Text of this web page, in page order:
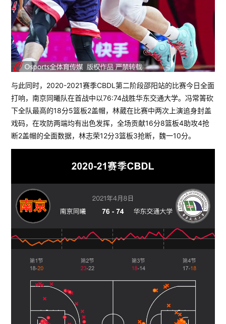
与此同时，2020-2021赛季CBDL第二阶段邵阳站的比赛今日全面
打响，南京同曦队在首战中以76:74战胜华东交通大学。冯常箐砍
下全队最高的18分5篮板2盖帽，林葳在比赛中两次上演追身封盖
戏码，在攻防两端均有出色发挥，全场贡献16分8篮板4助攻4抢
断2盖帽的全面数据，林志荣12分3篮板3抢断，魏一10分。